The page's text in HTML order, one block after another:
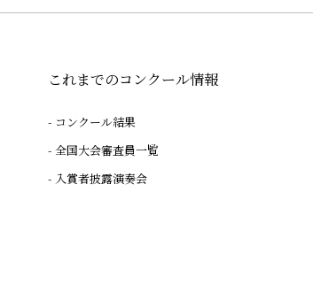
これまでのコンクール情報
コンクール結果
全国大会審査員一覧
入賞者披露演奏会